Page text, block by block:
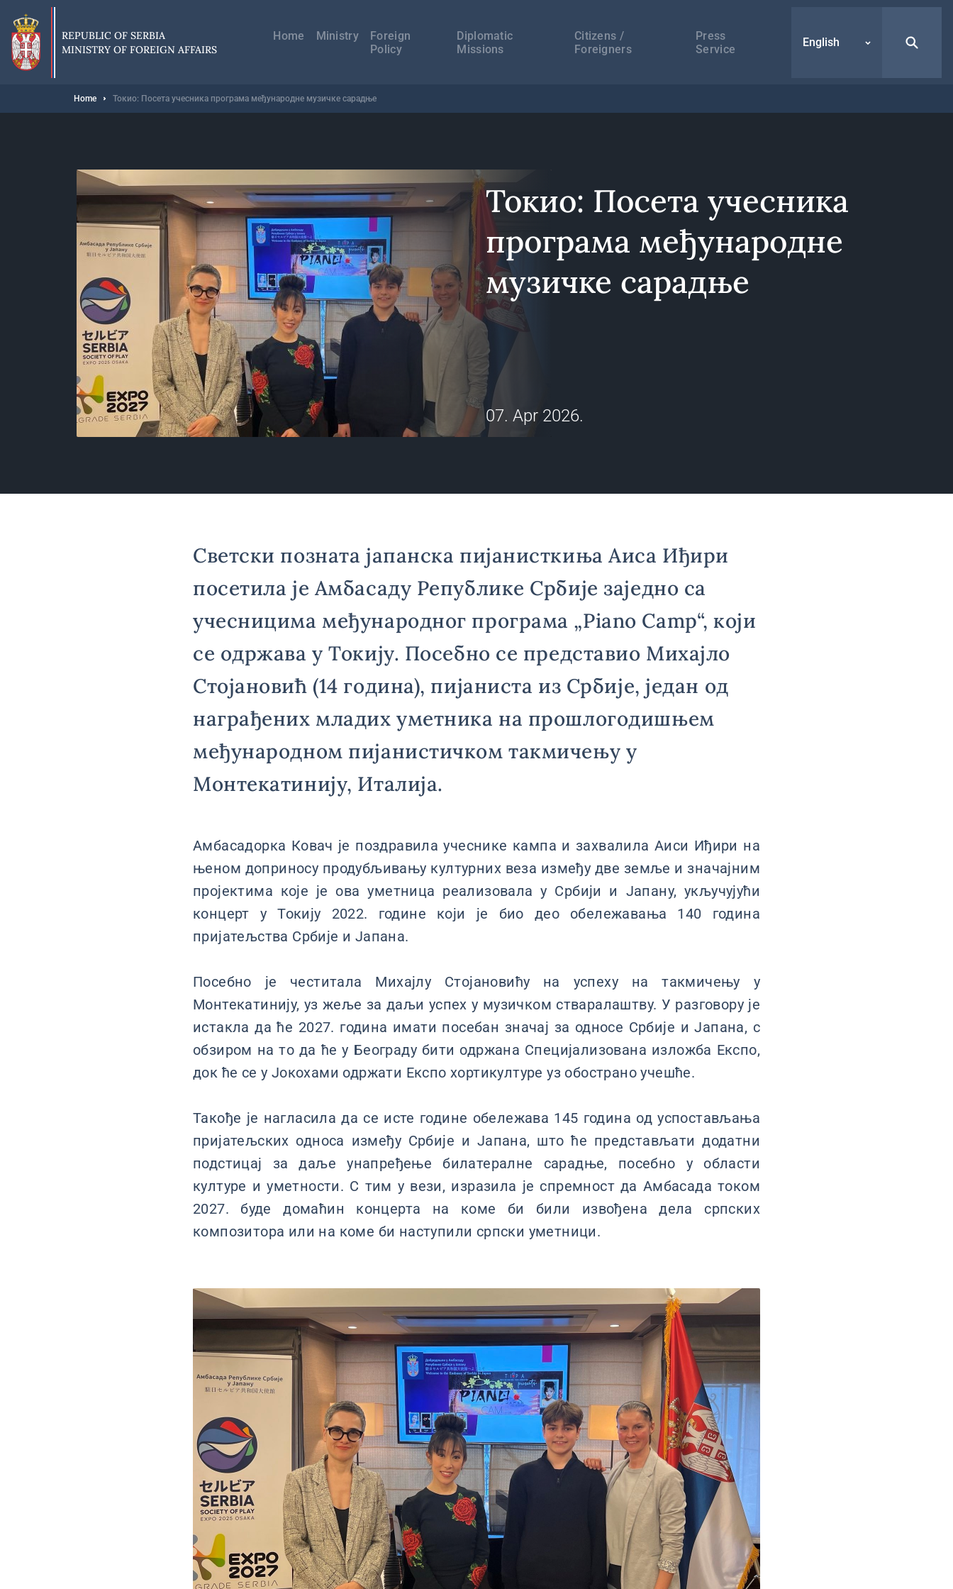
main
content
REPUBLIC OF SERBIA
MINISTRY OF FOREIGN AFFAIRS
навигација
Home Ministry
Foreign
Policy
Diplomatic
Missions
Citizens /
Foreigners
Press
Service
English
Breadcrumb
Home Токио: Посета учесника програма међународне музичке сарадње
Токио: Посета учесника
програма међународне
музичке сарадње
07. Apr 2026.
Светски позната јапанска пијанисткиња Аиса Иђири
посетила је Амбасаду Републике Србије заједно са
учесницима међународног програма „Piano Camp“, који
се одржава у Токију. Посебно се представио Михајло
Стојановић (14 година), пијаниста из Србије, један од
награђених младих уметника на прошлогодишњем
међународном пијанистичком такмичењу у
Монтекатинију, Италија.
Амбасадорка Ковач је поздравила учеснике кампа и захвалила Аиси Иђири на
њеном доприносу продубљивању културних веза између две земље и значајним
пројектима које је ова уметница реализовала у Србији и Јапану, укључујући
концерт у Токију 2022. године који је био део обележавања 140 година
пријатељства Србије и Јапана.
Посебно је честитала Михајлу Стојановићу на успеху на такмичењу у
Монтекатинију, уз жеље за даљи успех у музичком стваралаштву. У разговору је
истакла да ће 2027. година имати посебан значај за односе Србије и Јапана, с
обзиром на то да ће у Београду бити одржана Специјализована изложба Експо,
док ће се у Јокохами одржати Експо хортикултуре уз обострано учешће.
Такође је нагласила да се исте године обележава 145 година од успостављања
пријатељских односа између Србије и Јапана, што ће представљати додатни
подстицај за даље унапређење билатералне сарадње, посебно у области
културе и уметности. С тим у вези, изразила је спремност да Амбасада током
2027. буде домаћин концерта на коме би били извођена дела српских
композитора или на коме би наступили српски уметници.